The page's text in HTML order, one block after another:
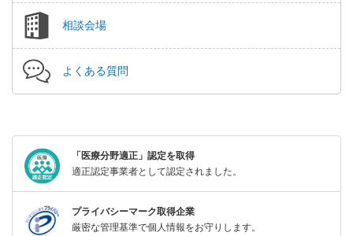
相談会場
よくある質問
「医療分野適正」認定を取得
適正認定事業者として認定されました。
プライバシーマーク取得企業
厳密な管理基準で個人情報をお守りします。